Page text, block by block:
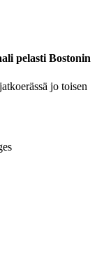
pelasti Bostonin
jo toisen